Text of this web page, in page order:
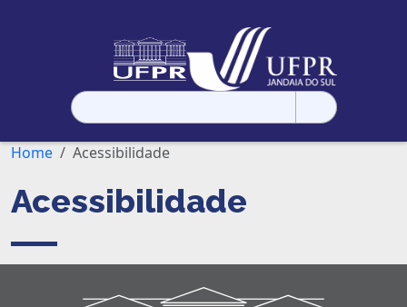
Pesquisar
por:
Home
Acessibilidade
Acessibilidade